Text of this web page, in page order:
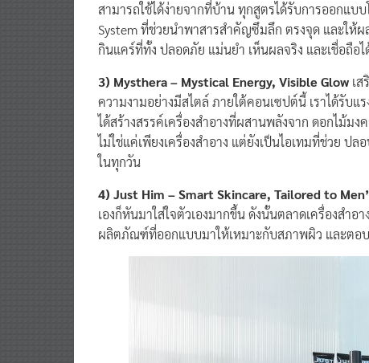
สามารถใช้ได้ง่ายจากที่บ้าน ทุกสูตรได้รับการออกแบ
System ที่ช่วยนำพาสารสำคัญซึมลึก ตรงจุด และให้
กินแคร์ที่ทั้ง ปลอดภัย แม่นยำ เห็นผลจริง และเชื่อถือไ
3) Mysthera – Mystical Energy, Visible Glow เ
ความงามอย่างมีสไตล์ ภายใต้คอนเซปต์นี้ เราได้รับแ
ได้สร้างสรรค์เครื่องสำอางที่ผสานพลังจาก ดอกไม้
ไม่ใช่แค่เพียงเครื่องสำอาง แต่ยังเป็นไอเทมที่ช่วย ป
ในทุกวัน
4) Just Him – Smart Skincare, Tailored to
เองก็หันมาใส่ใจตัวเองมากขึ้น ดังนั้นตลาดเครื่องสำ
ผลิตภัณฑ์ที่ออกแบบมาให้เหมาะกับสภาพผิว และตอบ